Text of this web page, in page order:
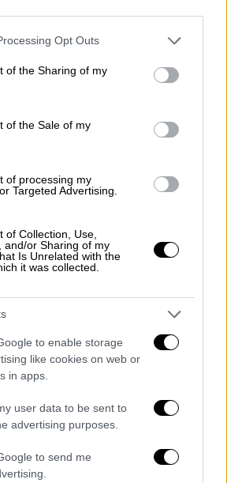
website/app uses one or more Google
or usage behaviour. You may click to
to Google and its third-party tags to
specified purposes in below Google
Opt Outs
of the Sharing of my
of the Sale of my
of processing my
Targeted Advertising.
of Collection, Use,
and/or Sharing of my
Is Unrelated with the
it was collected.
to enable storage
like cookies on web or
in apps.
user data to be sent to
advertising purposes.
to send me
θανάτωση και τον
του ενός
«παραμέληση εποπτικού
καθήκοντος»,
«μπλοκάρισμα
κατηγορούνται
τα αδικήματα της
συνδρομής ή
στους
ή αλλαγή
του εγκλήματος».
ζήτησαν να
περιφερειαρχών,
επωνύμων.
είναι ανεπαρκής: «Είστε
ανέντιμοι»
Ρετζέπ Ταγίπ Ερντογάν